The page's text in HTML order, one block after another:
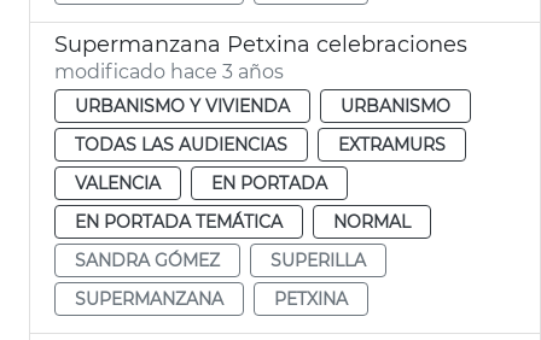
Supermanzana Petxina celebraciones
modificado hace 3 años
URBANISMO Y VIVIENDA
URBANISMO
TODAS LAS AUDIENCIAS
EXTRAMURS
VALENCIA
EN PORTADA
EN PORTADA TEMÁTICA
NORMAL
SANDRA GÓMEZ
SUPERILLA
SUPERMANZANA
PETXINA